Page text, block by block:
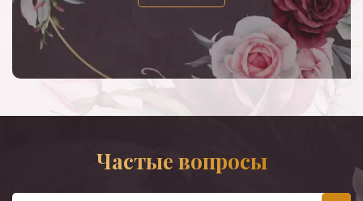
Частые вопросы